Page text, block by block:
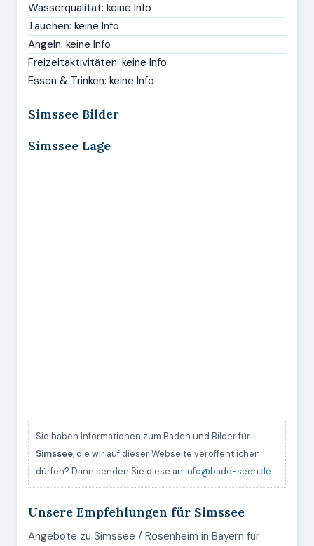
Wasserqualität: keine Info
Tauchen: keine Info
Angeln: keine Info
Freizeitaktivitäten: keine Info
Essen & Trinken: keine Info
Simssee Bilder
Simssee Lage
Sie haben Informationen zum Baden und Bilder für
Simssee, die wir auf dieser Webseite veröffentlichen
dürfen? Dann senden Sie diese an info@bade-seen.de
Unsere Empfehlungen für Simssee
Angebote zu Simssee / Rosenheim in Bayern für